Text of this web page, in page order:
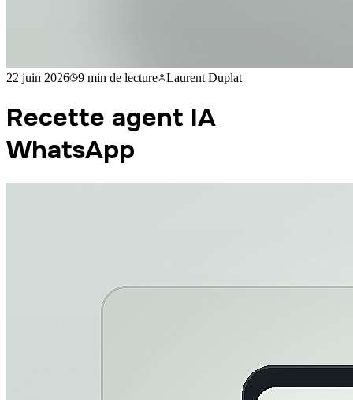
22 juin 2026 9 min de lecture Laurent Duplat
Recette agent IA
WhatsApp